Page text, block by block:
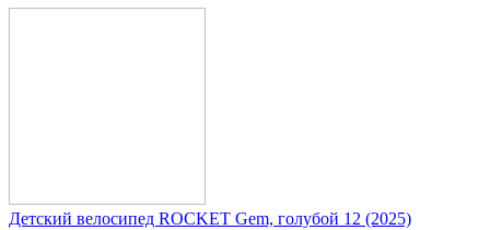
Детский велосипед ROCKET Gem, голубой 12 (2025)